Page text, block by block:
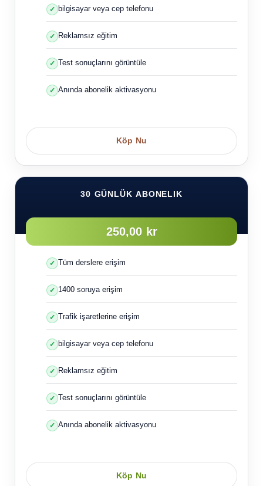
bilgisayar veya cep telefonu
Reklamsız eğitim
Test sonuçlarını görüntüle
Anında abonelik aktivasyonu
Köp Nu
30 GÜNLÜK ABONELIK
250,00 kr
Tüm derslere erişim
1400 soruya erişim
Trafik işaretlerine erişim
bilgisayar veya cep telefonu
Reklamsız eğitim
Test sonuçlarını görüntüle
Anında abonelik aktivasyonu
Köp Nu